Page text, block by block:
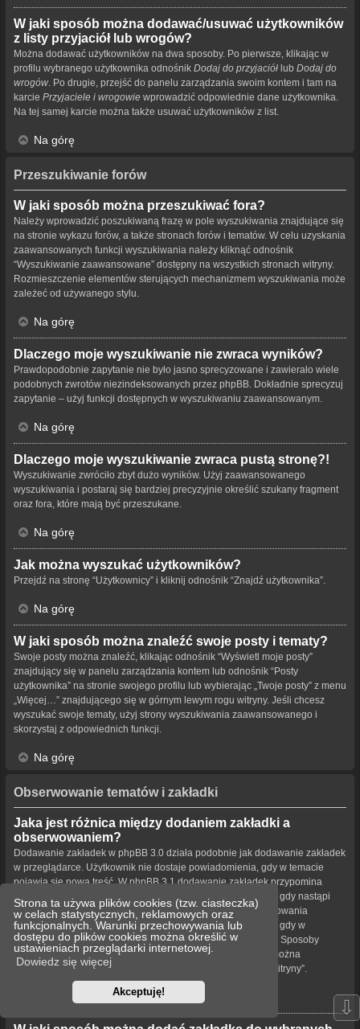
Strona ta używa plików cookies (tzw. ciasteczka)
w celach statystycznych, reklamowych oraz
funkcjonalnych. Warunki przechowywania lub
dostępu do plików cookies można określić w
ustawieniach przeglądarki internetowej.
Dowiedz się więcej
Akceptuję!
W jaki sposób można dodawać/usuwać użytkowników
z listy przyjaciół lub wrogów?
Można dodawać użytkowników na dwa sposoby. Po pierwsze, klikając w
profilu wybranego użytkownika odnośnik Dodaj do przyjaciół lub Dodaj do
wrogów . Po drugie, przejść do panelu zarządzania swoim kontem i tam na
karcie Przyjaciele i wrogowie wprowadzić odpowiednie dane użytkownika.
Na tej samej karcie można także usuwać użytkowników z list.
Na górę
Przeszukiwanie forów
W jaki sposób można przeszukiwać fora?
Należy wprowadzić poszukiwaną frazę w pole wyszukiwania znajdujące się
na stronie wykazu forów, a także stronach forów i tematów. W celu uzyskania
zaawansowanych funkcji wyszukiwania należy kliknąć odnośnik
“Wyszukiwanie zaawansowane” dostępny na wszystkich stronach witryny.
Rozmieszczenie elementów sterujących mechanizmem wyszukiwania może
zależeć od używanego stylu.
Na górę
Dlaczego moje wyszukiwanie nie zwraca wyników?
Prawdopodobnie zapytanie nie było jasno sprecyzowane i zawierało wiele
podobnych zwrotów niezindeksowanych przez phpBB. Dokładnie sprecyzuj
zapytanie – użyj funkcji dostępnych w wyszukiwaniu zaawansowanym.
Na górę
Dlaczego moje wyszukiwanie zwraca pustą stronę?!
Wyszukiwanie zwróciło zbyt dużo wyników. Użyj zaawansowanego
wyszukiwania i postaraj się bardziej precyzyjnie określić szukany fragment
oraz fora, które mają być przeszukane.
Na górę
Jak można wyszukać użytkowników?
Przejdź na stronę “Użytkownicy” i kliknij odnośnik “Znajdź użytkownika”.
Na górę
W jaki sposób można znaleźć swoje posty i tematy?
Swoje posty można znaleźć, klikając odnośnik “Wyświetl moje posty”
znajdujący się w panelu zarządzania kontem lub odnośnik “Posty
użytkownika” na stronie swojego profilu lub wybierając „Twoje posty” z menu
„Więcej…” znajdującego się w górnym lewym rogu witryny. Jeśli chcesz
wyszukać swoje tematy, użyj strony wyszukiwania zaawansowanego i
skorzystaj z odpowiednich funkcji.
Na górę
Obserwowanie tematów i zakładki
Jaka jest różnica między dodaniem zakładki a
obserwowaniem?
Dodawanie zakładek w phpBB 3.0 działa podobnie jak dodawanie zakładek
w przeglądarce. Użytkownik nie dostaje powiadomienia, gdy w temacie
pojawia się nowa treść. W phpBB 3.1 dodawanie zakładek przypomina
obserwowanie tematu. Użytkownik może być powiadamiany, gdy nastąpi
aktualizacja tematu oznaczonego zakładką. Funkcja obserwowania
powiadamia użytkownika – w wybrany przez niego sposób – gdy w
obserwowanym temacie bądź forum pojawiła się nowa treść. Sposoby
powiadamiania dla zakładek i obserwowanych elementów można
konfigurować w panelu użytkownika na karcie „Ustawienia witryny”.
⇩